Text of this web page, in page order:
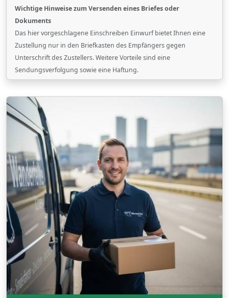
Wichtige Hinweise zum Versenden eines Briefes oder
Dokuments
Das hier vorgeschlagene Einschreiben Einwurf bietet Ihnen eine
Zustellung nur in den Briefkasten des Empfängers gegen
Unterschrift des Zustellers. Weitere Vorteile sind eine
Sendungsverfolgung sowie eine Haftung.